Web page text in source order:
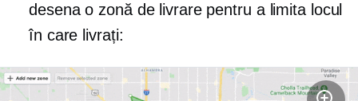
desena o zonă de livrare pentru a limita locul
în care livrați: